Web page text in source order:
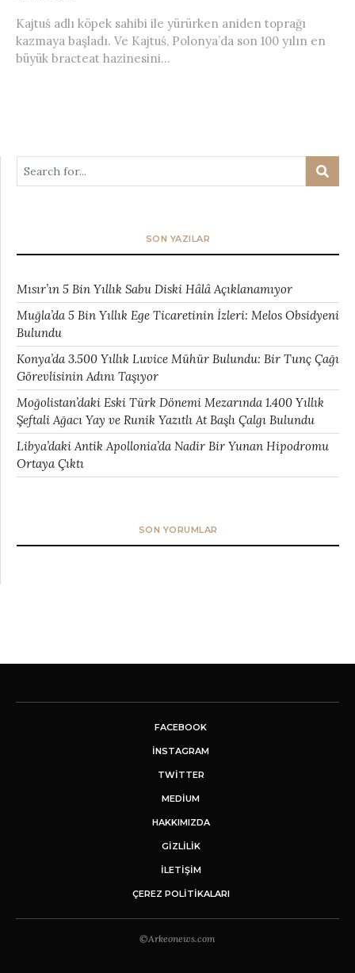
Kajtuś adlı köpek sahibi ile yürürken aniden toprağı
kazmaya başladı. Ve Kajtuś, Polonya’da son 100 yılın en
büyük bracteat hazinesini...
SON YAZILAR
Mısır’ın 5 Bin Yıllık Sabu Diski Hâlâ Açıklanamıyor
Muğla’da 5 Bin Yıllık Ege Ticaretinin İzleri: Melos Obsidyeni
Bulundu
Konya’da 3.500 Yıllık Luvice Mühür Bulundu: Bir Tunç Çağı
Görevlisinin Adını Taşıyor
Moğolistan’daki Eski Türk Dönemi Mezarında 1.400 Yıllık
Şeftali Ağacı Yay ve Runik Yazıtlı At Başlı Çalgı Bulundu
Libya’daki Antik Apollonia’da Nadir Bir Yunan Hipodromu
Ortaya Çıktı
SON YORUMLAR
FACEBOOK
INSTAGRAM
TWITTER
MEDIUM
HAKKIMIZDA
GİZLİLİK
İLETIŞIM
ÇEREZ POLITIKALARI
©Arkeonews.com